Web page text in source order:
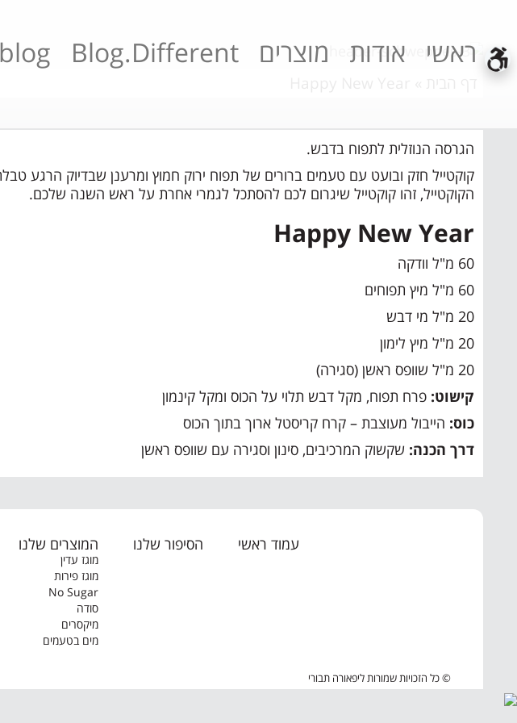
ראשי אודות מוצרים Blog.Different
הגרסה הנוזלית לתפוח בדבש.
קוקטייל חזק ובועט עם טעמים ברורים של תפוח ירוק חמוץ ומרענן שבדיוק
הקוקטייל, זהו קוקטייל שיגרום לכם להסתכל לגמרי אחרת על ראש השנה שלכם.
Happy New Year
60 מ"ל וודקה
60 מ"ל מיץ תפוחים
20 מ"ל מי דבש
20 מ"ל מיץ לימון
20 מ"ל שוופס ראשן (סגירה)
קישוט: פרח תפוח, מקל דבש תלוי על הכוס ומקל קינמון
כוס: הייבול מעוצבת – קרח קריסטל ארוך בתוך הכוס
דרך הכנה: שקשוק המרכיבים, סינון וסגירה עם שוופס ראשן
עמוד ראשי הסיפור שלנו המוצרים שלנו
מוגז עדין
מוגז פירות
No Sugar
סודה
מיקסרים
מים בטעמים
© כל הזכויות שמורות ליפאורה תבורי